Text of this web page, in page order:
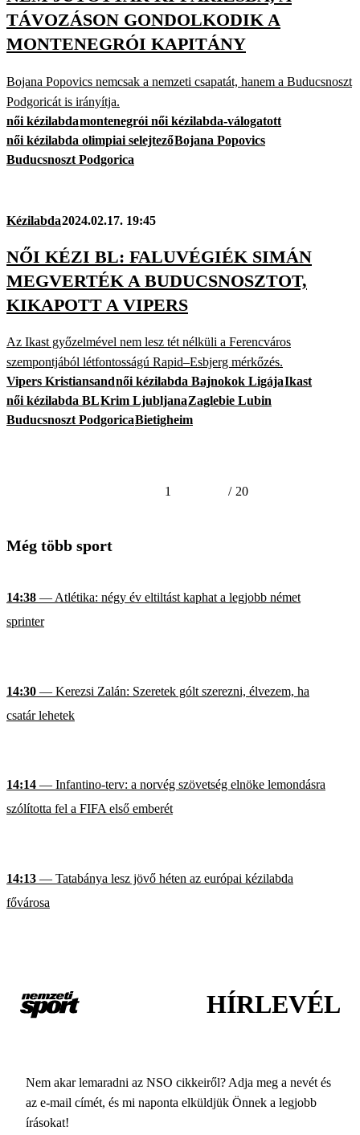
TÁVOZÁSON GONDOLKODIK A
MONTENEGRÓI KAPITÁNY
Bojana Popovics nemcsak a nemzeti csapatát, hanem a Buducsnoszt
Podgoricát is irányítja.
női kézilabdamontenegrói női kézilabda-válogatott
női kézilabda olimpiai selejtezőBojana Popovics
Buducsnoszt Podgorica
Kézilabda2024.02.17. 19:45
NŐI KÉZI BL: FALUVÉGIÉK SIMÁN
MEGVERTÉK A BUDUCSNOSZTOT,
KIKAPOTT A VIPERS
Az Ikast győzelmével nem lesz tét nélküli a Ferencváros
szempontjából létfontosságú Rapid–Esbjerg mérkőzés.
Vipers Kristiansandnői kézilabda Bajnokok LigájaIkast
női kézilabda BLKrim LjubljanaZaglebie Lubin
Buducsnoszt PodgoricaBietigheim
1 / 20
Még több sport
14:38 — Atlétika: négy év eltiltást kaphat a legjobb német
sprinter
14:30 — Kerezsi Zalán: Szeretek gólt szerezni, élvezem, ha
csatár lehetek
14:14 — Infantino-terv: a norvég szövetség elnöke lemondásra
szólította fel a FIFA első emberét
14:13 — Tatabánya lesz jövő héten az európai kézilabda
fővárosa
HÍRLEVÉL
Nem akar lemaradni az NSO cikkeiről? Adja meg a nevét és
az e-mail címét, és mi naponta elküldjük Önnek a legjobb
írásokat!